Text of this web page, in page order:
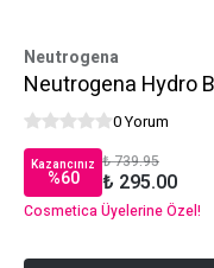
Neutrogena
Neutrogena Hydro
0 Yorum
Kazancınız
%60
₺ 739.95
₺ 295.00
Cosmetica Üyelerine Özel!